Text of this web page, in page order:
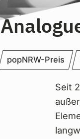
popNRW-Preis
Seit